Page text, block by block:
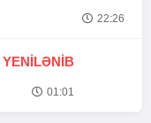
22:26
YENİLƏNİB
01:01